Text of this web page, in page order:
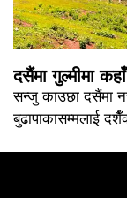
दसैंमा गुल्मीमा
सन्जु काउछा दसैंमा
बुढापाकासम्मलाई